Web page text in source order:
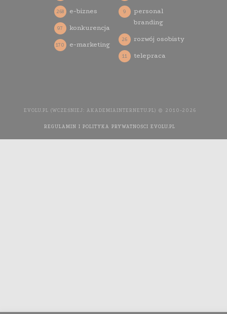
e-biznes
268
konkurencja
97
e-marketing
170
personal
branding
9
rozwój osobisty
26
telepraca
11
EVOLU.PL (WCZEŚNIEJ: AKADEMIAINTERNETU.PL) © 2010-2026
REGULAMIN I POLITYKA PRYWATNOŚCI EVOLU.PL